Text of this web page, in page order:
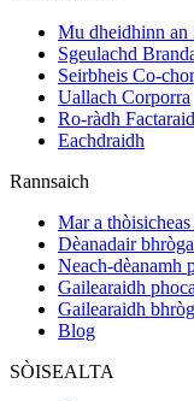
Mu dheidhinn an
Sgeulachd
Seirbheis Co-
Uallach Corporra
Ro-ràdh
Eachdraidh
Rannsaich
Mar a
Dèanadair
Neach-dèanamh
Gailearaidh
Gailearaidh
Blog
SÒISEALTA